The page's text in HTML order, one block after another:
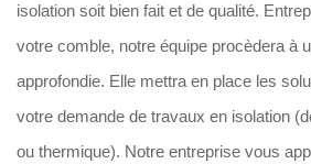
isolation soit bien fait et de qualité.
votre comble, notre équipe procèdera à
approfondie. Elle mettra en place les
votre demande de travaux en isolation
ou thermique). Notre entreprise vous